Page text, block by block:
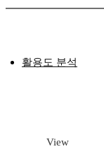
활용도 분석
View